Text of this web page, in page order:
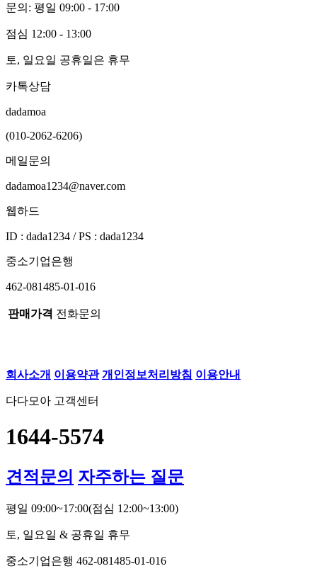
문의: 평일 09:00 - 17:00
점심 12:00 - 13:00
토, 일요일 공휴일은 휴무
카톡상담
dadamoa
(010-2062-6206)
메일문의
dadamoa1234@naver.com
웹하드
ID : dada1234 / PS : dada1234
중소기업은행
462-081485-01-016
판매가격 전화문의
회사소개 이용약관 개인정보처리방침 이용안내
다다모아 고객센터
1644-5574
견적문의 자주하는 질문
평일 09:00~17:00(점심 12:00~13:00)
토, 일요일 & 공휴일 휴무
중소기업은행 462-081485-01-016